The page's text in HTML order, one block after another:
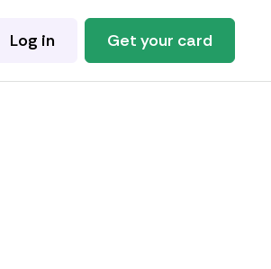
Log in Get your card